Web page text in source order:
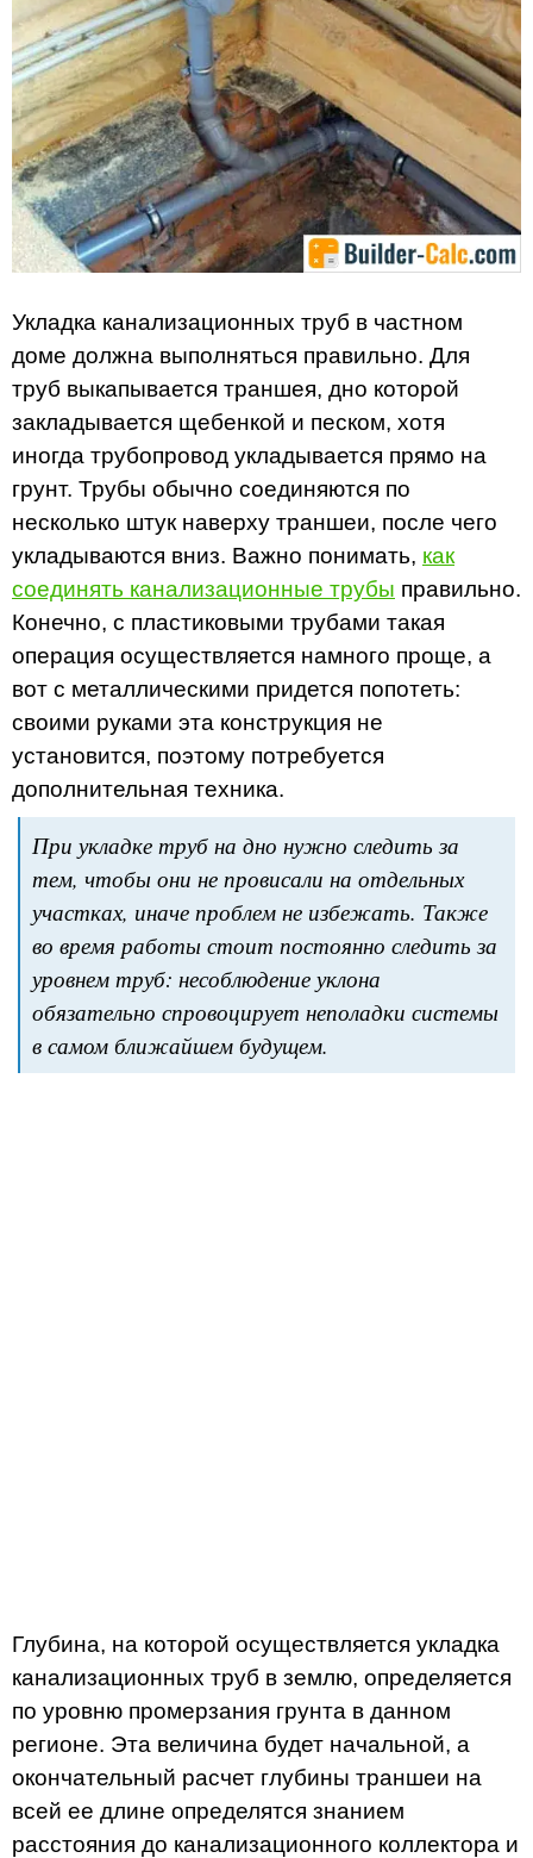
Укладка канализационных труб в частном
доме должна выполняться правильно. Для
труб выкапывается траншея, дно которой
закладывается щебенкой и песком, хотя
иногда трубопровод укладывается прямо на
грунт. Трубы обычно соединяются по
несколько штук наверху траншеи, после чего
укладываются вниз. Важно понимать, как
соединять канализационные трубы правильно.
Конечно, с пластиковыми трубами такая
операция осуществляется намного проще, а
вот с металлическими придется попотеть:
своими руками эта конструкция не
установится, поэтому потребуется
дополнительная техника.
При укладке труб на дно нужно следить за
тем, чтобы они не провисали на отдельных
участках, иначе проблем не избежать. Также
во время работы стоит постоянно следить за
уровнем труб: несоблюдение уклона
обязательно спровоцирует неполадки системы
в самом ближайшем будущем.
Глубина, на которой осуществляется укладка
канализационных труб в землю, определяется
по уровню промерзания грунта в данном
регионе. Эта величина будет начальной, а
окончательный расчет глубины траншеи на
всей ее длине определятся знанием
расстояния до канализационного коллектора и